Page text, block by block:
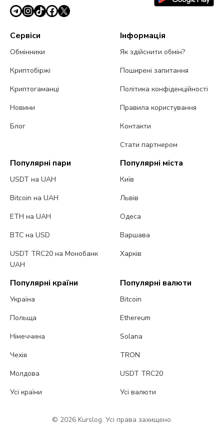
Сервіси
Обмінники
Криптобіржі
Криптогаманці
Новини
Блог
Інформація
Як здійснити обмін?
Поширені запитання
Політика конфіденційності
Правила користування
Контакти
Стати партнером
Популярні пари
USDT на UAH
Bitcoin на UAH
ETH на UAH
BTC на USD
USDT TRC20 на Монобанк
UAH
Популярні міста
Київ
Львів
Одеса
Варшава
Харків
Популярні країни
Україна
Польща
Німеччина
Чехія
Молдова
Усі країни
Популярні валюти
Bitcoin
Ethereum
Solana
TRON
USDT TRC20
Усі валюти
© 2026 Kurslog. Усі права захищено.